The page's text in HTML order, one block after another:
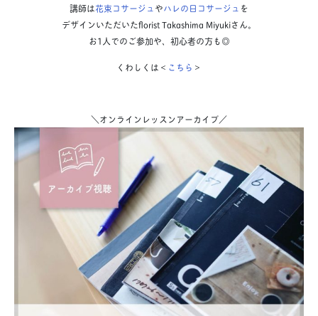
講師は花束コサージュやハレの日コサージュ を
デザインいただいたflorist Takashima Miyukiさん。
お1人でのご参加や、初心者の方も◎
くわしくは＜ こちら ＞
＼オンラインレッスンアーカイブ／